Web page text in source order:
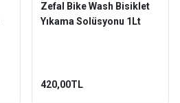
Zefal Bike Wash Bisiklet
Yıkama Solüsyonu 1Lt
420,00TL